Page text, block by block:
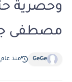
وحصرية
مصطفى
GeGe منذ عام